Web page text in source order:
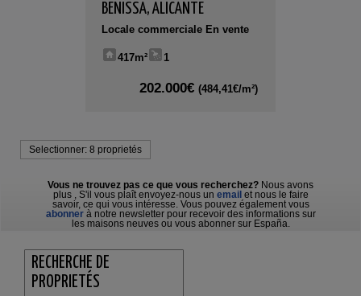
BENISSA, ALICANTE
Locale commerciale En vente
417m² 1
202.000€ (484,41€/m²)
Selectionner: 8 proprietés
Vous ne trouvez pas ce que vous recherchez? Nous avons
plus
, S'il vous plaît envoyez-nous un email et nous le faire
savoir, ce qui vous intéresse. Vous pouvez également vous
abonnerà notre newsletter pour recevoir des informations sur
les maisons neuves ou vous abonner sur España.
RECHERCHE DE
PROPRIETÉS